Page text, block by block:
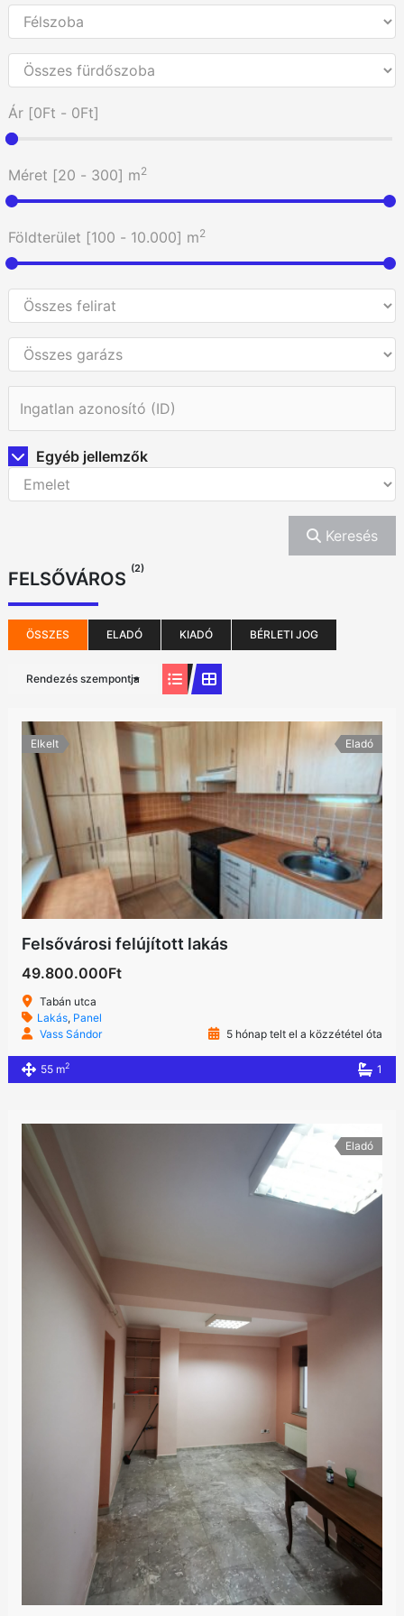
Ár [0Ft - 0Ft]
Méret [20 - 300] m2
Földterület [100 - 10.000] m2
Egyéb jellemzők
Keresés
FELSŐVÁROS (2)
ÖSSZES ELADÓ KIADÓ BÉRLETI JOG
Rendezés szempontja
Elkelt Eladó
Felsővárosi felújított lakás
49.800.000Ft
Tabán utca
Lakás, Panel
Vass Sándor
5 hónap telt el a közzététel óta
55 m2 1
Eladó